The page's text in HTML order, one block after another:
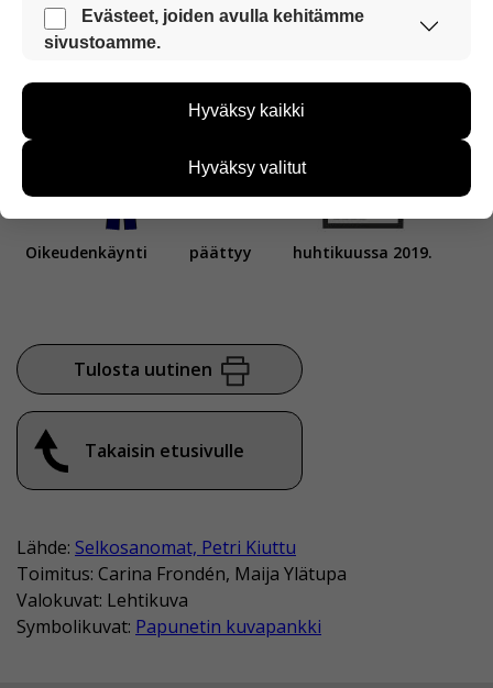
laittomasta toiminnasta työssään.
Oikeudenkäynti päättyy huhtikuussa 2019.
Tulosta uutinen
Takaisin etusivulle
Lähde: Selkosanomat, Petri Kiuttu
Toimitus: Carina Frondén, Maija Ylätupa
Valokuvat: Lehtikuva
Symbolikuvat: Papunetin kuvapankki
Nämä evästeet ovat aina käytössä, jotta
sivustoamme voi käyttää sujuvasti ja turvallisesti.
Evästeet, joiden avulla kehitämme
sivustoamme.
kehittää sivustoamme vastaamaan paremmin
kävijämääristä ja siitä, mitä sivuja käytetään ja
miten sivuilla liikutaan. Emme kuitenkaan kerää
yksittäiseen käyttäjään.
Hyväksy kaikki
Hyväksy valitut